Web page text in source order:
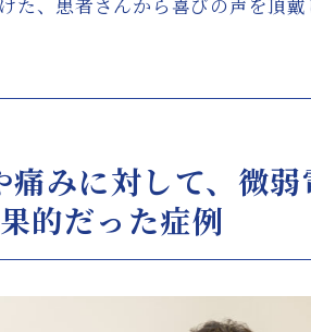
みに対して、微
的だった症例